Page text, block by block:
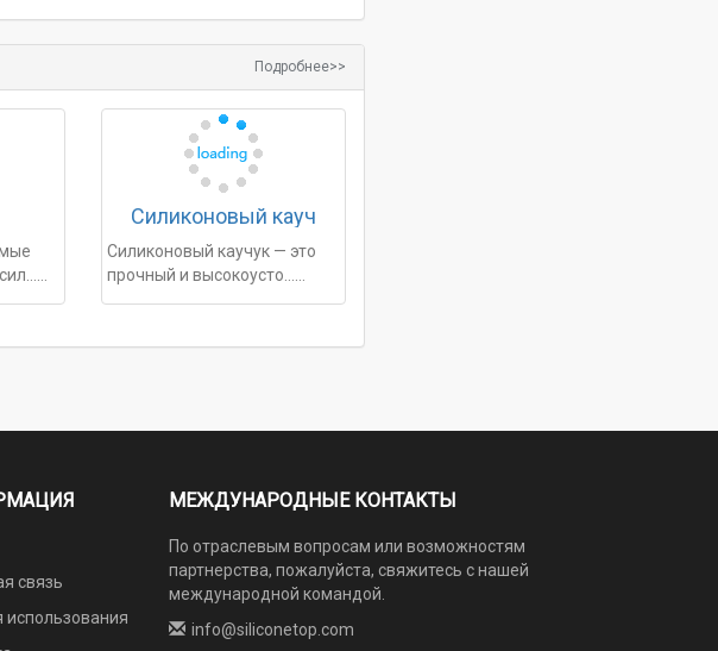
Подробнее>>
Силиконовый кауч
Силиконовый каучук — это
прочный и высокоусто……
связь
использования
МЕЖДУНАРОДНЫЕ КОНТАКТЫ
По отраслевым вопросам или возможностям
партнерства, пожалуйста, свяжитесь с нашей
международной командой.
info@siliconetop.com